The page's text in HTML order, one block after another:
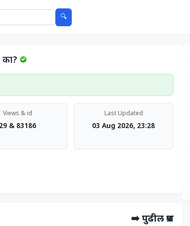
🔍
का?
Views & id
29 & 83186
Last Updated
03 Aug 2026, 23:28
➡️ पुढील प्रश्न